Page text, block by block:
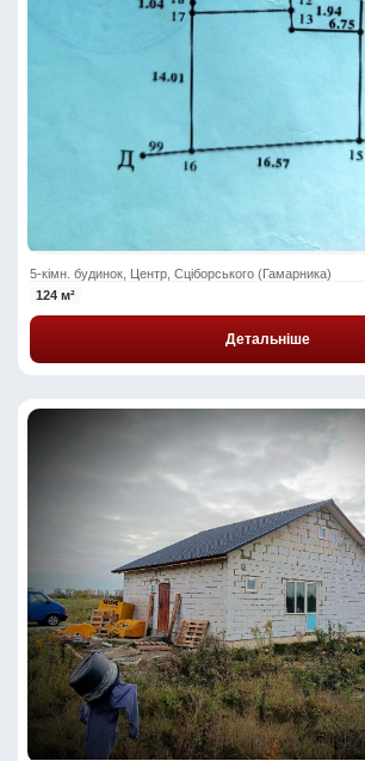
5-кімн. будинок, Центр, Сціборського (Гамарника)
124 м²
Детальніше